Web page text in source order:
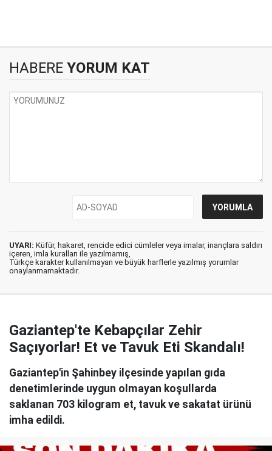
HABERE YORUM KAT
UYARI: Küfür, hakaret, rencide edici cümleler veya imalar, inançlara saldırı
içeren, imla kuralları ile yazılmamış,
Türkçe karakter kullanılmayan ve büyük harflerle yazılmış yorumlar
onaylanmamaktadır.
Gaziantep'te Kebapçılar Zehir
Saçıyorlar! Et ve Tavuk Eti Skandalı!
Gaziantep'in Şahinbey ilçesinde yapılan gıda
denetimlerinde uygun olmayan koşullarda
saklanan 703 kilogram et, tavuk ve sakatat ürünü
imha edildi.